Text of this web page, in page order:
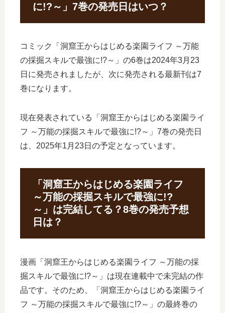
に!?～」7巻の発売日はいつ？
コミック「洞窟王からはじめる楽園ライフ ～万能
の採掘スキルで最強に!?～」の6巻は2024年3月23
日に発売されましたが、次に発売される最新刊は7
巻になります。
現在発表されている「洞窟王からはじめる楽園ライ
フ ～万能の採掘スキルで最強に!?～」7巻の発売日
は、2025年1月23日の予定となっています。
「洞窟王からはじめる楽園ライフ
～万能の採掘スキルで最強に!?
～」は完結してる？8巻の発売予想
日は？
漫画「洞窟王からはじめる楽園ライフ ～万能の採
掘スキルで最強に!?～」は現在連載中で未完結の作
品です。そのため、「洞窟王からはじめる楽園ライ
フ ～万能の採掘スキルで最強に!?～」の最終巻の